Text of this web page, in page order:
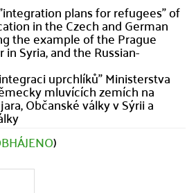
plans for refugees" of
in the Czech and German
the example of the Prague
Syria, and the Russian-
uprchlíků" Ministerstva
mluvících zemích na
Občanské války v Sýrii a
)